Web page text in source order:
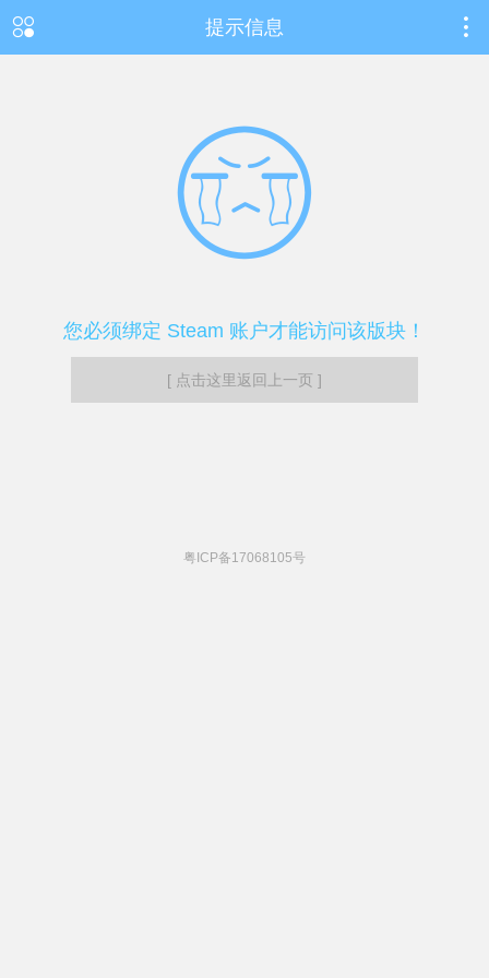
提示信息
您必须绑定 Steam 账户才能访问该版块！
[ 点击这里返回上一页 ]
粤ICP备17068105号